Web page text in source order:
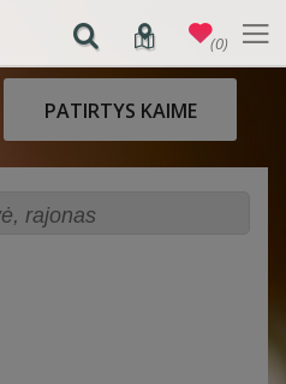
PATIRTYS KAIME
(0)